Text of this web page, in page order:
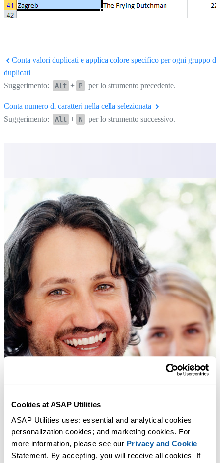
Cookies at ASAP Utilities
ASAP Utilities uses: essential and analytical cookies;
personalization cookies; and marketing cookies. For
more information, please see our Privacy and Cookie
Statement. By accepting, you will receive all cookies. If
Conta valori duplicati e applica colore specifico per ogni gruppo di
duplicati
Suggerimento:
Alt + P per lo strumento precedente.
Conta numero di caratteri nella cella selezionata
Suggerimento:
Alt + N per lo strumento successivo.